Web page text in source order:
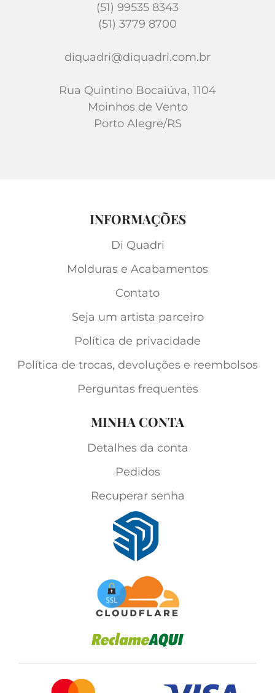
(51) 99535 8343
(51) 3779 8700
diquadri@diquadri.com.br
Rua Quintino Bocaiúva, 1104
Moinhos de Vento
Porto Alegre/RS
INFORMAÇÕES
Di Quadri
Molduras e Acabamentos
Contato
Seja um artista parceiro
Política de privacidade
Política de trocas, devoluções e reembolsos
Perguntas frequentes
MINHA CONTA
Detalhes da conta
Pedidos
Recuperar senha